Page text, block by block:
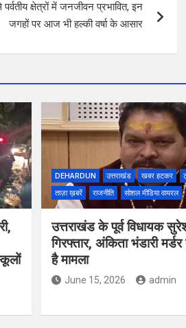
पर्वतीय क्षेत्रों में जनजीवन प्रभावित, इन
जगहों पर आज भी हल्की वर्षा के आसार
DEHARDUN उत्तराखंड खबर हटकर
ताज़ा ख़बरें
राजनीति सोशल मीडिया वायरल
उत्तराखंड के पूर्व विधायक
गिरफ्तार, अंकिता भंडारी
है मामला
June 15, 2026 admin